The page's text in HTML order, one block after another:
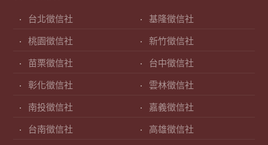
台北徵信社 基隆徵信社
桃園徵信社 新竹徵信社
苗栗徵信社 台中徵信社
彰化徵信社 雲林徵信社
南投徵信社 嘉義徵信社
台南徵信社 高雄徵信社